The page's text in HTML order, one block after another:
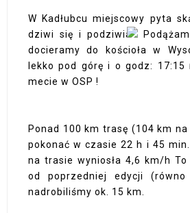
W Kadłubcu miejscowy pyta
dziwi się i podziwia
docieramy do kościoła w
lekko pod górę i o godz: 17:15
mecie w OSP !
Ponad 100 km trasę (104 km
pokonać w czasie 22 h i 45
na trasie wyniosła 4,6 km/h
od poprzedniej edycji
nadrobiliśmy ok. 15 km.